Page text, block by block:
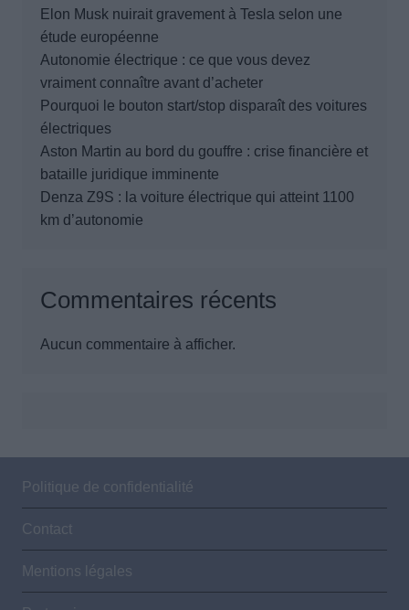
Elon Musk nuirait gravement à Tesla selon une
étude européenne
Autonomie électrique : ce que vous devez
vraiment connaître avant d’acheter
Pourquoi le bouton start/stop disparaît des voitures
électriques
Aston Martin au bord du gouffre : crise financière et
bataille juridique imminente
Denza Z9S : la voiture électrique qui atteint 1100
km d’autonomie
Commentaires récents
Aucun commentaire à afficher.
Politique de confidentialité
Contact
Mentions légales